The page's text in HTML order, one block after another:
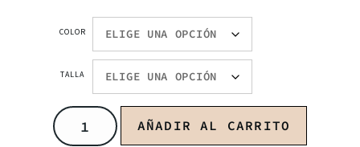
COLOR
TALLA
AÑADIR AL CARRITO